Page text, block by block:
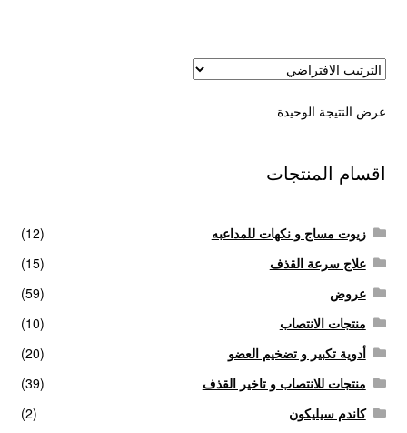
علاج سرعة القذف
كاندم سيليكون
لانجيري مثير
منتجات خاصة بالزوج
منتجات خاصة بالزوجة
منتجات لاثارة الزوجه
منتجات للانتصاب و تاخير القذف
عرض النتيجة الوحيدة
اقسام المنتجات
زيوت مساج و نكهات للمداعبه
(12)
علاج سرعة القذف
(15)
عروض
(59)
منتجات الانتصاب
(10)
أدوية تكبير و تضخيم العضو
(20)
منتجات للانتصاب و تاخير القذف
(39)
كاندم سيليكون
(2)